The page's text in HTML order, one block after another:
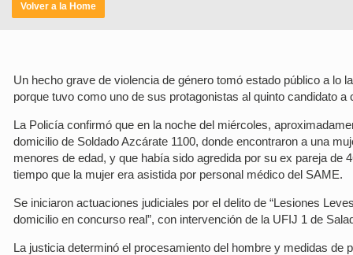
Volver a la Home
Un hecho grave de violencia de género tomó estado público a lo
porque tuvo como uno de sus protagonistas al quinto candidato
La Policía confirmó que en la noche del miércoles,
domicilio de Soldado Azcárate 1100, donde encontraron a una
menores de edad, y que había sido agredida por su ex pareja de
tiempo que la mujer era asistida por personal médico del SAME.
Se iniciaron actuaciones judiciales por el delito de “Lesiones
domicilio en concurso real”, con intervención de la UFIJ 1 de
La justicia determinó el procesamiento del hombre y medidas de